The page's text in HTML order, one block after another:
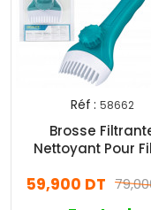
Réf : 58662
Brosse
Nettoyant Pour
59,900 DT